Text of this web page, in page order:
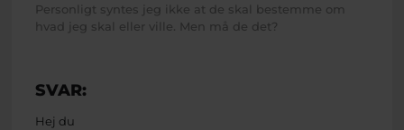
Personligt syntes jeg ikke at de skal bestemme om
hvad jeg skal eller ville. Men må de det?
SVAR:
Hej du